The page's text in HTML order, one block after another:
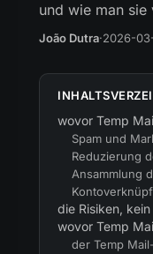
und wie man
João Dutra·2026-
wovor Temp
Spam und
Reduzierung
Ansammlung
die Risiken,
wovor Temp
der Temp